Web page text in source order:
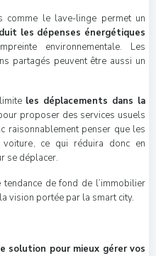
comme le lave-linge permet un
les dépenses énergétiques
environnementale. Les
partagés peuvent être aussi un
les déplacements dans la
proposer des services usuels
raisonnablement penser que les
ce qui réduira donc en
se déplacer.
de fond de l’immobilier
vision portée par la smart city.
solution pour mieux gérer vos